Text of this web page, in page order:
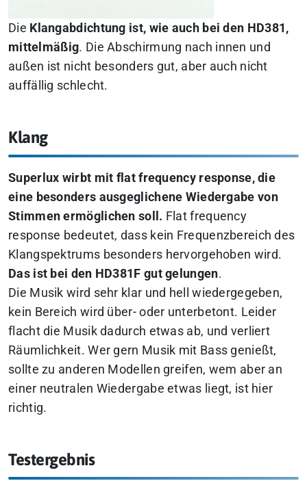
Die Klangabdichtung ist, wie auch bei den HD381,
mittelmäßig. Die Abschirmung nach innen und
außen ist nicht besonders gut, aber auch nicht
auffällig schlecht.
Klang
Superlux wirbt mit flat frequency response, die
eine besonders ausgeglichene Wiedergabe von
Stimmen ermöglichen soll. Flat frequency
response bedeutet, dass kein Frequenzbereich des
Klangspektrums besonders hervorgehoben wird.
Das ist bei den HD381F gut gelungen.
Die Musik wird sehr klar und hell wiedergegeben,
kein Bereich wird über- oder unterbetont. Leider
flacht die Musik dadurch etwas ab, und verliert
Räumlichkeit. Wer gern Musik mit Bass genießt,
sollte zu anderen Modellen greifen, wem aber an
einer neutralen Wiedergabe etwas liegt, ist hier
richtig.
Testergebnis